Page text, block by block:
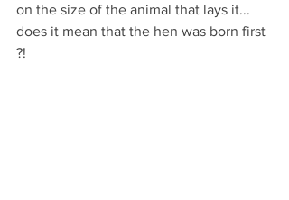
on the size of the animal that lays it...
does it mean that the hen was born first
?!